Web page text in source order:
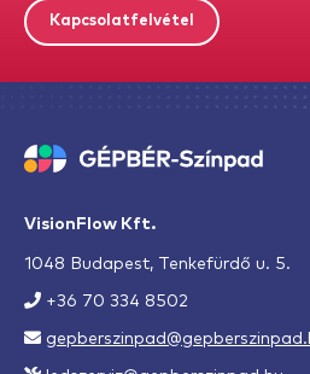
VisionFlow Kft.
1048 Budapest, Tenkefürdő u. 5.
+36 70 334 8502
Kapcsolatfelvétel